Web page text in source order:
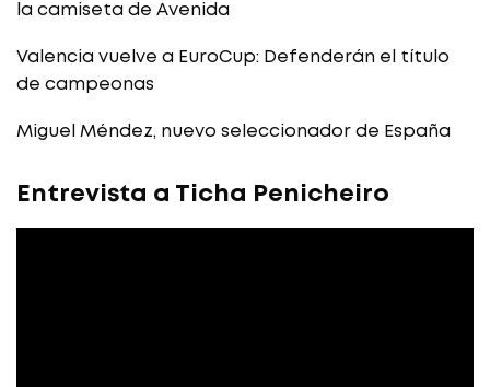
la camiseta de Avenida
Valencia vuelve a EuroCup: Defenderán el título
de campeonas
Miguel Méndez, nuevo seleccionador de España
Entrevista a Ticha Penicheiro